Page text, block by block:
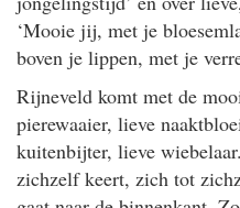
‘Mooie jij, met je
boven je lippen, met je
Rijneveld komt met de
pierewaaier, lieve
kuitenbijter, lieve
zichzelf keert, zich tot